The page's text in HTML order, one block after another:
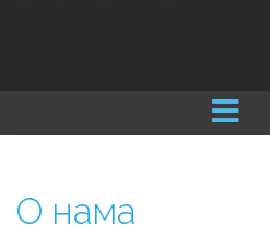
О нама